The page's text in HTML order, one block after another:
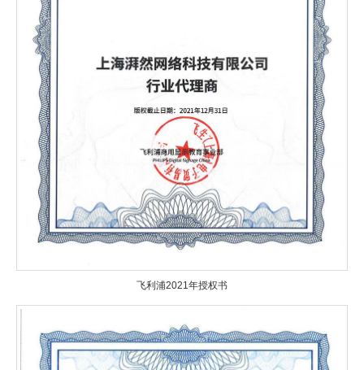
飞利浦2021年授权书